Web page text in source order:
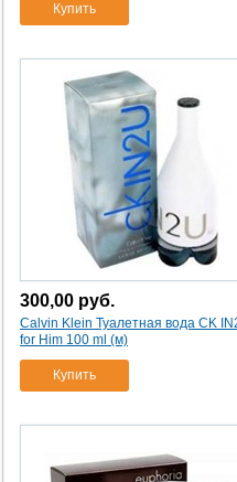
Купить
300,00 руб.
Calvin Klein Туалетная вода CK
for Him 100 ml (м)
Купить